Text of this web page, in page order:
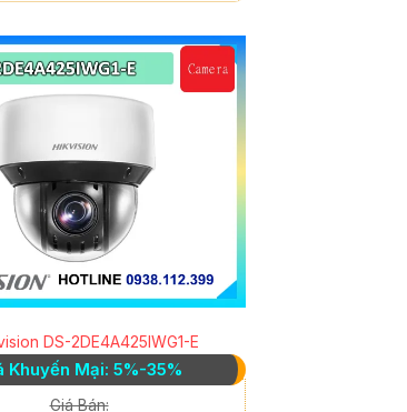
DS-2DE4A425IWG1-E
Khuyến Mại: 5%-35%
Giá Bán: